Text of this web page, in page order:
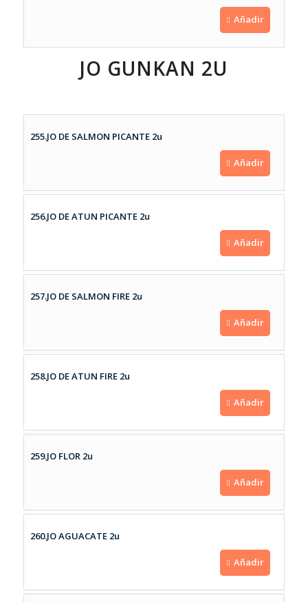
Añadir
JO GUNKAN 2U
255.JO DE SALMON PICANTE 2u
Añadir
256.JO DE ATUN PICANTE 2u
Añadir
257.JO DE SALMON FIRE 2u
Añadir
258.JO DE ATUN FIRE 2u
Añadir
259.JO FLOR 2u
Añadir
260.JO AGUACATE 2u
Añadir